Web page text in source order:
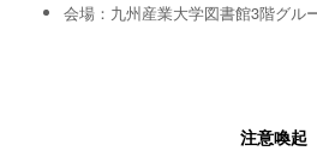
会場：九州産業大学図書館3階グル
注意喚起